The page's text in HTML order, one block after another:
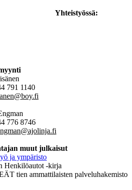
Yhteistyössä:
791 1140
776 8746
muut julkaisut
ja ympäristo
Henkilöautot -kirja
tien ammattilaisten palveluhakemisto